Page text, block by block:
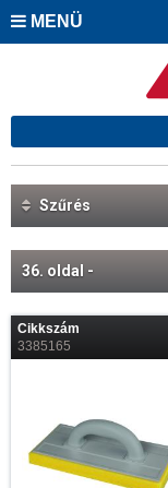
MENÜ
Szűrés
36. oldal -
Cikkszám
3385165